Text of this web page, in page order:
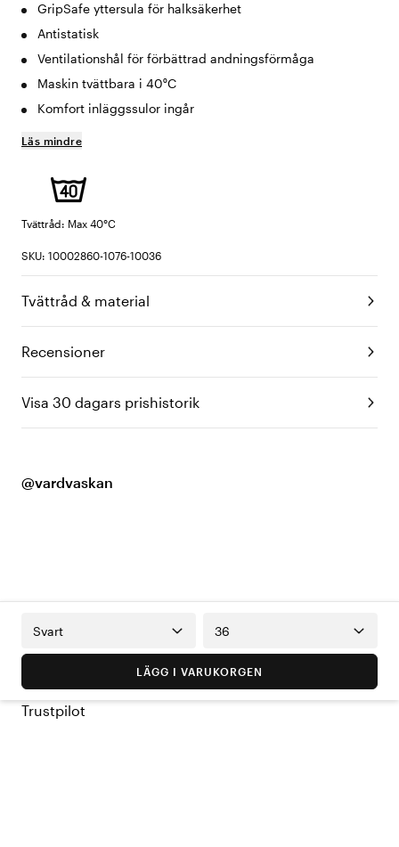
GripSafe yttersula för halksäkerhet
Antistatisk
Ventilationshål för förbättrad andningsförmåga
Maskin tvättbara i 40⁰C
Komfort inläggssulor ingår
Läs mindre
Tvättråd: Max 40°C
SKU: 10002860-1076-10036
Tvättråd & material
Recensioner
Visa 30 dagars prishistorik
@vardvaskan
Svart 36
LÄGG I VARUKORGEN
Trustpilot